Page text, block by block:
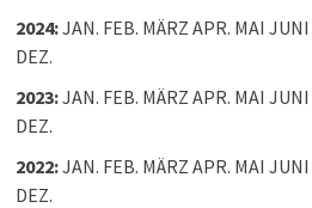
2024:JAN. FEB. MÄRZ APR. MAI JUNI
DEZ.
2023:JAN. FEB. MÄRZ APR. MAI JUNI
DEZ.
2022:JAN. FEB. MÄRZ APR. MAI JUNI
DEZ.